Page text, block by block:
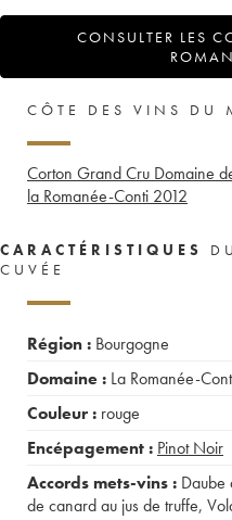
CONSULTER LES
CÔTE DES VINS DU
Corton Grand Cru Domaine
la Romanée-Conti 2012
CARACTÉRISTIQUES
CUVÉE
Région : Bourgogne
Domaine : La Romanée-
Couleur : rouge
Encépagement : Pinot Noir
Accords mets-vins : Daube
de canard au jus de truffe,